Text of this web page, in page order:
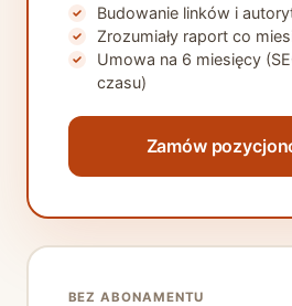
Budowanie linków i
Zrozumiały raport co
Umowa na 6 miesięcy
czasu)
Zamów
BEZ ABONAMENTU